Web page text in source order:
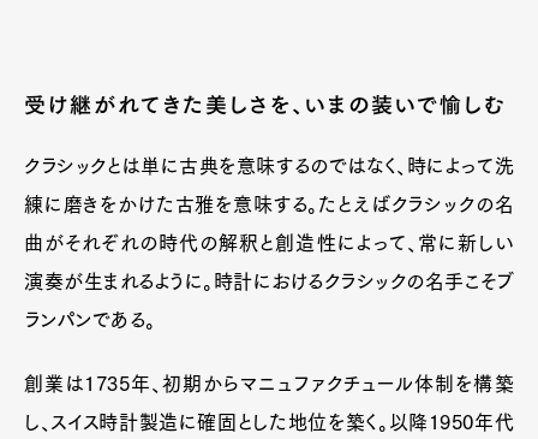
受け継がれてきた美しさを、いまの装いで愉しむ
クラシックとは単に古典を意味するのではなく、時によって洗
練に磨きをかけた古雅を意味する。たとえばクラシックの名
曲がそれぞれの時代の解釈と創造性によって、常に新しい
演奏が生まれるように。時計におけるクラシックの名手こそブ
ランパンである。
創業は1735年、初期からマニュファクチュール体制を構築
し、スイス時計製造に確固とした地位を築く。以降1950年代